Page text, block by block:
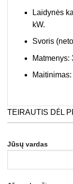
Laidynės
kW.
Svoris
Matmenys:
TEIRAUTIS DĖL
Jūsų vardas